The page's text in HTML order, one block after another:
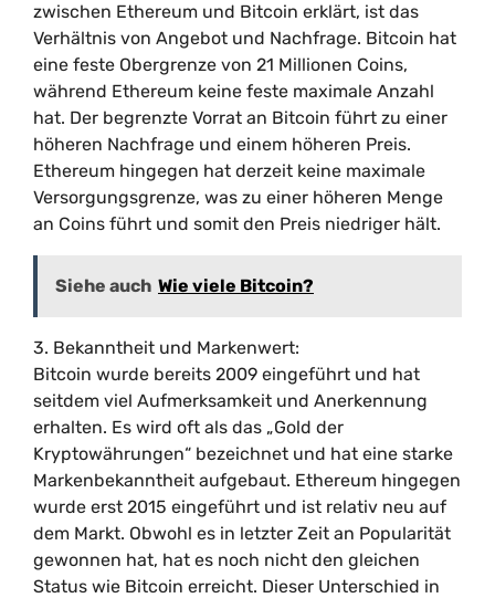
zwischen Ethereum und Bitcoin erklärt, ist das
Verhältnis von Angebot und Nachfrage. Bitcoin hat
eine feste Obergrenze von 21 Millionen Coins,
während Ethereum keine feste maximale Anzahl
hat. Der begrenzte Vorrat an Bitcoin führt zu einer
höheren Nachfrage und einem höheren Preis.
Ethereum hingegen hat derzeit keine maximale
Versorgungsgrenze, was zu einer höheren Menge
an Coins führt und somit den Preis niedriger hält.
Siehe auch Wie viele Bitcoin?
3. Bekanntheit und Markenwert:
Bitcoin wurde bereits 2009 eingeführt und hat
seitdem viel Aufmerksamkeit und Anerkennung
erhalten. Es wird oft als das „Gold der
Kryptowährungen“ bezeichnet und hat eine starke
Markenbekanntheit aufgebaut. Ethereum hingegen
wurde erst 2015 eingeführt und ist relativ neu auf
dem Markt. Obwohl es in letzter Zeit an Popularität
gewonnen hat, hat es noch nicht den gleichen
Status wie Bitcoin erreicht. Dieser Unterschied in